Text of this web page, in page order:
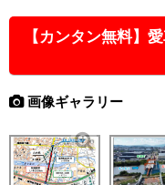
【カンタン無料】
画像ギャラリー